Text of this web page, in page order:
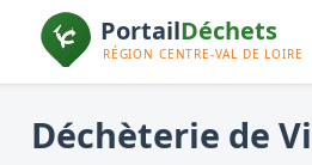
Déchèterie de